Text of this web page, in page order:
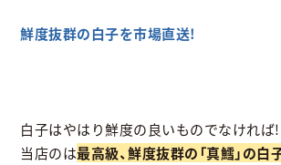
鮮度抜群の白子を市場直送!
白子はやはり鮮度の良いものでなければ!
当店のは最高級、鮮度抜群の「真鱈」の白